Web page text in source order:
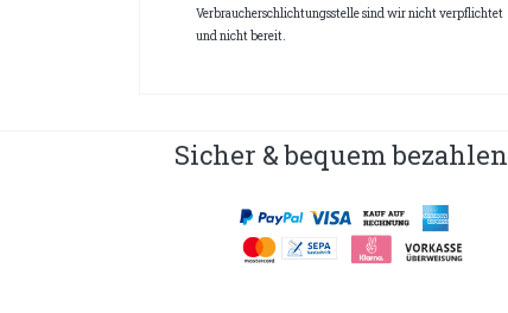
Verbraucherschlichtungsstelle sind wir nicht verpflichtet
und nicht bereit.
Sicher & bequem bezahlen